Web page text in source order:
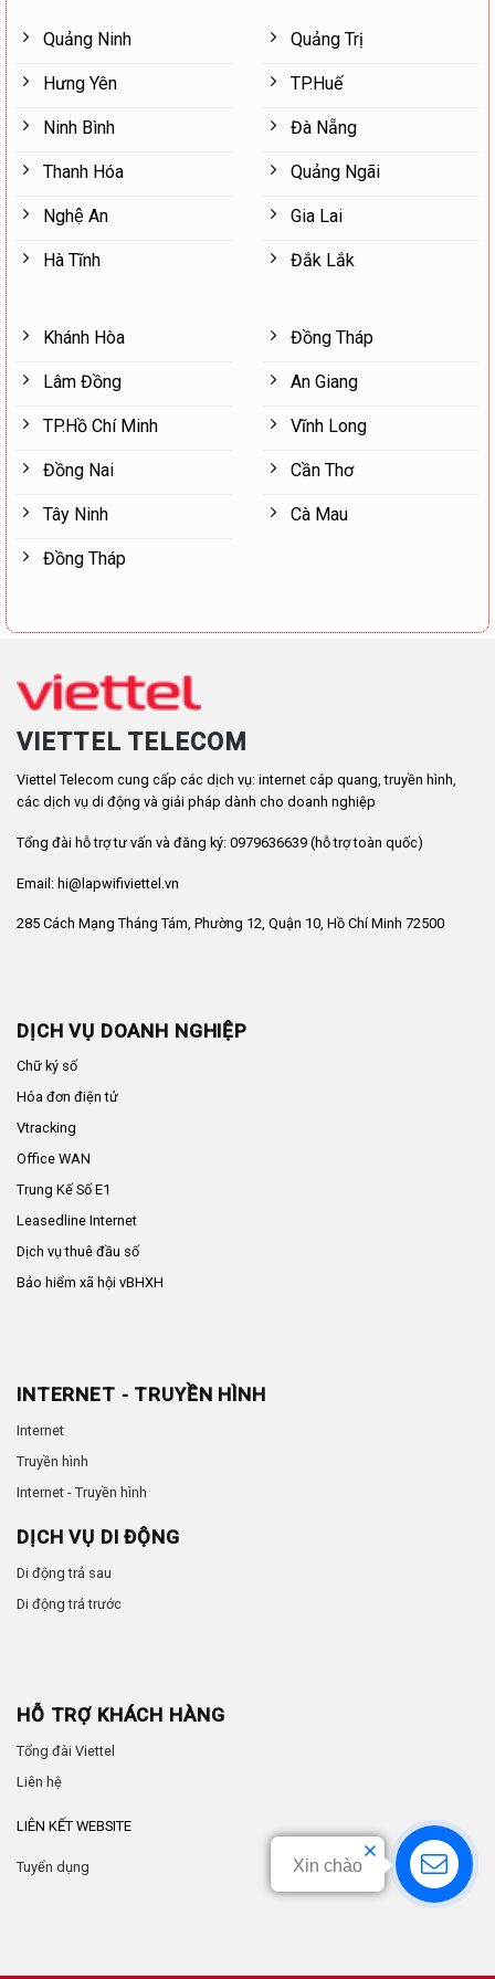
Quảng Ninh
Hưng Yên
Ninh Bình
Thanh Hóa
Nghệ An
Hà Tĩnh
Quảng Trị
TP.Huế
Đà Nẵng
Quảng Ngãi
Gia Lai
Đắk Lắk
Khánh Hòa
Lâm Đồng
TP.Hồ Chí Minh
Đồng Nai
Tây Ninh
Đồng Tháp
Đồng Tháp
An Giang
Vĩnh Long
Cần Thơ
Cà Mau
VIETTEL TELECOM
Viettel Telecom cung cấp các dịch vụ: internet cáp quang, truyền hình,
các dịch vụ di động và giải pháp dành cho doanh nghiệp
Tổng đài hỗ trợ tư vấn và đăng ký: 0979636639 (hỗ trợ toàn quốc)
Email: hi@lapwifiviettel.vn
285 Cách Mạng Tháng Tám, Phường 12, Quận 10, Hồ Chí Minh 72500
DỊCH VỤ DOANH NGHIỆP
Chữ ký số
Hóa đơn điện tử
Vtracking
Office WAN
Trung Kế Số E1
Leasedline Internet
Dịch vụ thuê đầu số
Bảo hiểm xã hội vBHXH
INTERNET - TRUYỀN HÌNH
Internet
Truyền hình
Internet - Truyền hình
DỊCH VỤ DI ĐỘNG
Di động trả sau
Di động trả trước
HỖ TRỢ KHÁCH HÀNG
Tổng đài Viettel
Liên hệ
LIÊN KẾT WEBSITE
Tuyển dụng Xin chào